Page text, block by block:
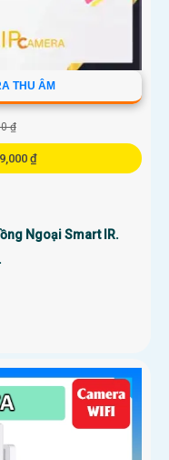
THU ÂM
₫
₫
Ngoại Smart IR.